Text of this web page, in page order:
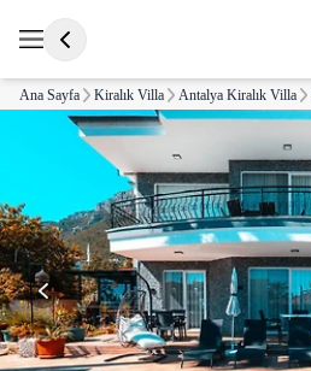
Ana Sayfa Kiralık Villa Antalya Kiralık Villa